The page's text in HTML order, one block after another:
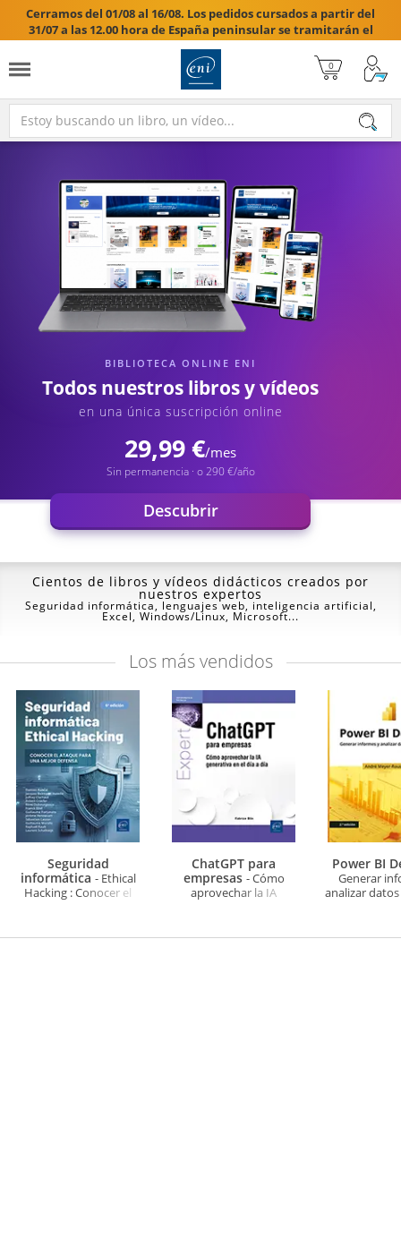
Cerramos del 01/08 al 16/08. Los pedidos cursados a partir del
31/07 a las 12.00 hora de España peninsular se tramitarán el
17/08/2026.

BIBLIOTECA ONLINE ENI
Todos nuestros libros y vídeos
en una única suscripción online
29,99 €/mes
Sin permanencia · o 290 €/año
Descubrir
Cientos de libros y vídeos didácticos creados por
nuestros expertos
Seguridad informática, lenguajes web, inteligencia artificial,
Excel, Windows/Linux, Microsoft...
Los más vendidos
Seguridad
informática - Ethical
Hacking : Conocer el
ChatGPT para
empresas - Cómo
aprovechar la IA
Power BI
Generar
analizar